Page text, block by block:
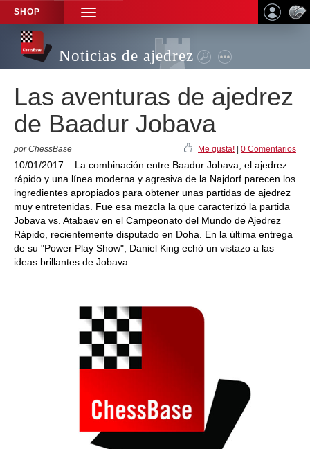
SHOP
TOGGLE
NAVIGATION
Noticias de ajedrez
Las aventuras de ajedrez
de Baadur Jobava
por ChessBase Me gusta! 0 Comentarios
10/01/2017 – La combinación entre Baadur Jobava, el ajedrez
rápido y una línea moderna y agresiva de la Najdorf parecen los
ingredientes apropiados para obtener unas partidas de ajedrez
muy entretenidas. Fue esa mezcla la que caracterizó la partida
Jobava vs. Atabaev en el Campeonato del Mundo de Ajedrez
Rápido, recientemente disputado en Doha. En la última entrega
de su "Power Play Show", Daniel King echó un vistazo a las
ideas brillantes de Jobava...